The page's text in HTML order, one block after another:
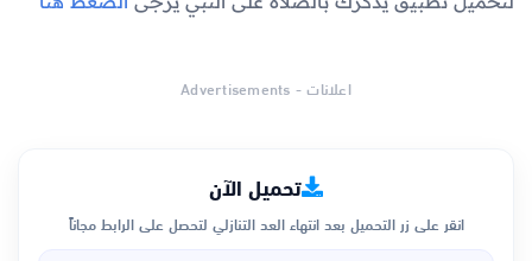
اعلانات - Advertisements
تحميل الآن
انقر على زر التحميل بعد انتهاء العد التنازلي لتحصل على الرابط مجاناً